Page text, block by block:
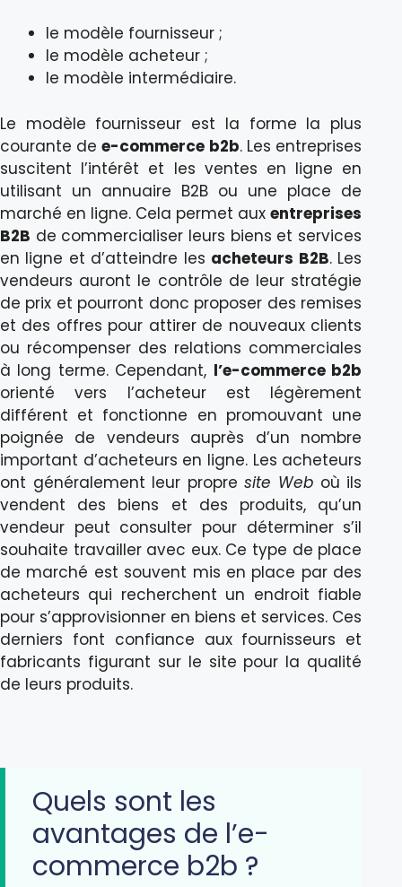
le modèle fournisseur ;
le modèle acheteur ;
le modèle intermédiaire.
Le modèle fournisseur est la forme la plus
courante dee-commerce b2b. Les entreprises
suscitent l’intérêt et les ventes en ligne en
utilisant un annuaire B2B ou une place de
marché en ligne. Cela permet auxentreprises
B2B de commercialiser leurs biens et services
en ligne et d’atteindre les acheteurs B2B. Les
vendeurs auront le contrôle de leur stratégie
de prix et pourront donc proposer des remises
et des offres pour attirer de nouveaux clients
ou récompenser des relations commerciales
à long terme. Cependant, l’e-commerce b2b
orienté vers l’acheteur est légèrement
différent et fonctionne en promouvant une
poignée de vendeurs auprès d’un nombre
important d’acheteurs en ligne. Les acheteurs
ont généralement leur propresite Web où ils
vendent des biens et des produits, qu’un
vendeur peut consulter pour déterminer s’il
souhaite travailler avec eux. Ce type de place
de marché est souvent mis en place par des
acheteurs qui recherchent un endroit fiable
pour s’approvisionner en biens et services. Ces
derniers font confiance aux fournisseurs et
fabricants figurant sur le site pour la qualité
de leurs produits.
Quels sont les
avantages de l’e-
commerce b2b ?